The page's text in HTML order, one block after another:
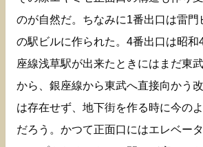
のが自然だ。ちなみに1番出口は雷門
の駅ビルに作られた。4番出口は昭和
座線浅草駅が出来たときにはまだ東
から、銀座線から東武へ直接向かう
は存在せず、地下街を作る時に今の
だろう。かつて正面口にはエレベー